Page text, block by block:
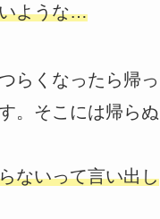
いような…
らくなったら帰っ
。そこには帰らぬ
ないって言い出し